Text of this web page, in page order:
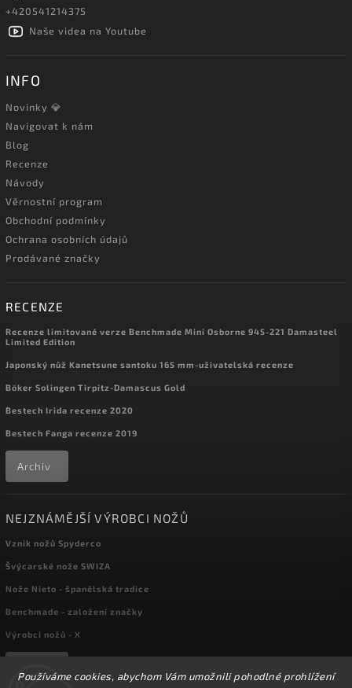
Používáme cookies, abychom Vám umožnili pohodlné prohlížení
+420541214375
Naše videa na Youtube
INFO
Novinky 💎
Navigovat k nám
Blog
Recenze
Návody
Věrnostní program
Obchodní podmínky
Ochrana osobních údajů
Prodávané značky
RECENZE
Recenze limitované verze Benchmade Mini Osborne 945-221 Damasteel
Limited Edition
Japonský nůž Kanetsune santoku 165 mm-uživatelská recenze
Böker Solingen Tirpitz-Damascus Gold
Bestech Irida recenze 2020
Bestech Fanga recenze 2019
Archiv
NEJZNÁMĚJŠÍ VÝROBCI NOŽŮ
Vznik nožů Spyderco
Švýcarské nože SWIZA
Nože Nieto - španělská tradice
Benchmade - založení značky
Výrobci nožů - X